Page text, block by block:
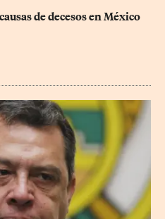
de decesos en México